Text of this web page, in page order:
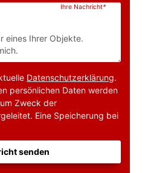
Ihre Nachricht*
Datenschutzerklärung.
persönlichen Daten werden
Zweck der
Eine Speicherung bei
senden